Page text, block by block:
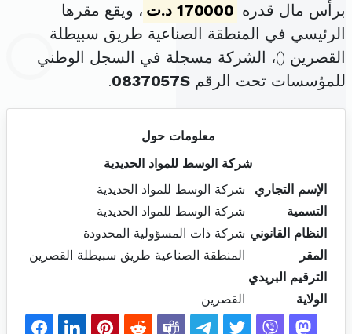
برأس مال قدره 170000 د.ت
، ويقع مقرها
الرئيسي في المنطقة الصناعية طريق سبيطلة
القصرين ()، الشركة مسجلة في السجل الوطني
للمؤسسات تحت الرقم 0837057S
.
معلومات حول
شركة الوسط للمواد الحديدية
الإسم التجاري
شركة الوسط للمواد الحديدية
التسمية
شركة الوسط للمواد الحديدية
النظام القانوني شركة ذات المسؤولية المحدودة
المقر
المنطقة الصناعية طريق سبيطلة القصرين
الترقيم البريدي
الولاية
القصرين